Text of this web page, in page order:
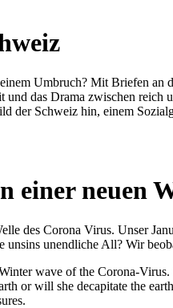
Umbruch? Mit Briefen an
das Drama zwischen
der Schweiz hin, einem
einer neuen
des Corona Virus. Unser
unsins unendliche All? Wir
wave of the Corona-
or will she decapitate the